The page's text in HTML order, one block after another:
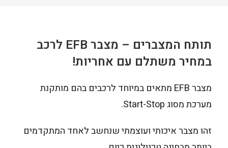
תותח המצברים – מצבר EFB לרכב
במחיר משתלם עם אחריות!
מצבר EFB מתאים במיוחד לרכבים בהם מותקנת
מערכת מסוג Start-Stop.
זהו מצבר איכותי ועוצמתי שנחשב לאחד המתקדמים